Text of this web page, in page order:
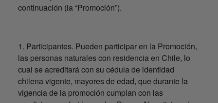
continuación (la “Promoción”).
1. Participantes. Pueden participar en la Promoción,
las personas naturales con residencia en Chile, lo
cual se acreditará con su cédula de identidad
chilena vigente, mayores de edad, que durante la
vigencia de la promoción cumplan con las